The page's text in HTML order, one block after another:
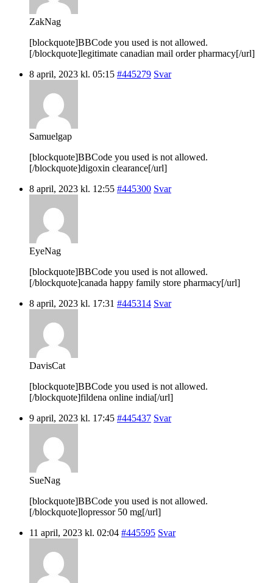
ZakNag
[blockquote]BBCode you used is not allowed.
[/blockquote]legitimate canadian mail order pharmacy[/url]
8 april, 2023 kl. 05:15 #445279 Svar
Samuelgap
[blockquote]BBCode you used is not allowed.
[/blockquote]digoxin clearance[/url]
8 april, 2023 kl. 12:55 #445300 Svar
EyeNag
[blockquote]BBCode you used is not allowed.
[/blockquote]canada happy family store pharmacy[/url]
8 april, 2023 kl. 17:31 #445314 Svar
DavisCat
[blockquote]BBCode you used is not allowed.
[/blockquote]fildena online india[/url]
9 april, 2023 kl. 17:45 #445437 Svar
SueNag
[blockquote]BBCode you used is not allowed.
[/blockquote]lopressor 50 mg[/url]
11 april, 2023 kl. 02:04 #445595 Svar